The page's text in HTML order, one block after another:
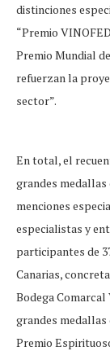
distinciones
“Premio
Premio Mundial
refuerzan la
sector”.
En total, el
grandes medallas
menciones
especialistas y
participantes de
Canarias,
Bodega
grandes medallas
Premio